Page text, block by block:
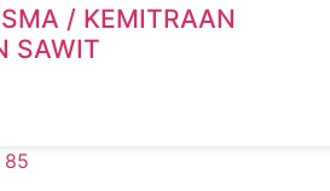
/ KEMITRAAN
SAWIT
85